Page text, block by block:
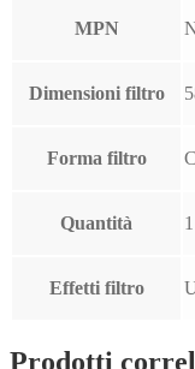
MPN
Dimensioni filtro
Forma filtro
Quantità 1
Effetti filtro
Prodotti